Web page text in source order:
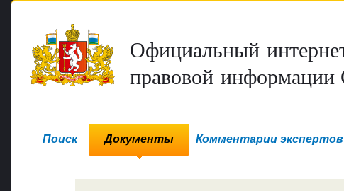
Официальный
правовой информации
Поиск Документы Комментарии экспертов